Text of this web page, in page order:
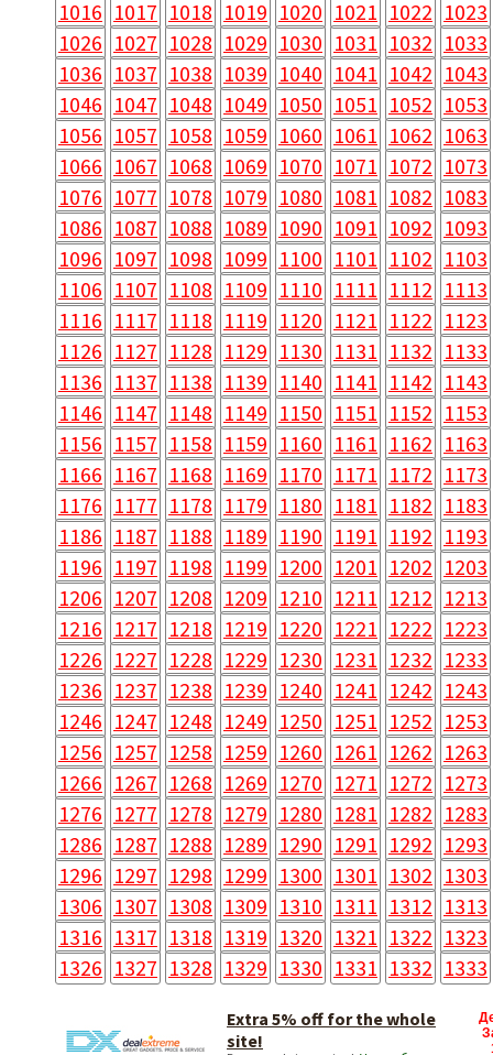
1016 1017 1018 1019 1020 1021 1022 1023
1026 1027 1028 1029 1030 1031 1032 1033
1036 1037 1038 1039 1040 1041 1042 1043
1046 1047 1048 1049 1050 1051 1052 1053
1056 1057 1058 1059 1060 1061 1062 1063
1066 1067 1068 1069 1070 1071 1072 1073
1076 1077 1078 1079 1080 1081 1082 1083
1086 1087 1088 1089 1090 1091 1092 1093
1096 1097 1098 1099 1100 1101 1102 1103
1106 1107 1108 1109 1110 1111 1112 1113
1116 1117 1118 1119 1120 1121 1122 1123
1126 1127 1128 1129 1130 1131 1132 1133
1136 1137 1138 1139 1140 1141 1142 1143
1146 1147 1148 1149 1150 1151 1152 1153
1156 1157 1158 1159 1160 1161 1162 1163
1166 1167 1168 1169 1170 1171 1172 1173
1176 1177 1178 1179 1180 1181 1182 1183
1186 1187 1188 1189 1190 1191 1192 1193
1196 1197 1198 1199 1200 1201 1202 1203
1206 1207 1208 1209 1210 1211 1212 1213
1216 1217 1218 1219 1220 1221 1222 1223
1226 1227 1228 1229 1230 1231 1232 1233
1236 1237 1238 1239 1240 1241 1242 1243
1246 1247 1248 1249 1250 1251 1252 1253
1256 1257 1258 1259 1260 1261 1262 1263
1266 1267 1268 1269 1270 1271 1272 1273
1276 1277 1278 1279 1280 1281 1282 1283
1286 1287 1288 1289 1290 1291 1292 1293
1296 1297 1298 1299 1300 1301 1302 1303
1306 1307 1308 1309 1310 1311 1312 1313
1316 1317 1318 1319 1320 1321 1322 1323
1326 1327 1328 1329 1330 1331 1332 1333
Extra 5% off for the whole
site!